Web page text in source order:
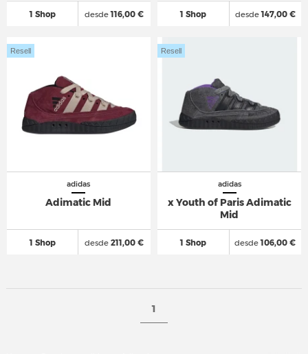
1 Shop desde116,00 € 1 Shop desde147,00 €
adidas
Adimatic Mid
1 Shop
Resell
desde 211,00 €
adidas
x Youth of Paris Adimatic
Mid
1 Shop
Resell
desde106,00 €
1